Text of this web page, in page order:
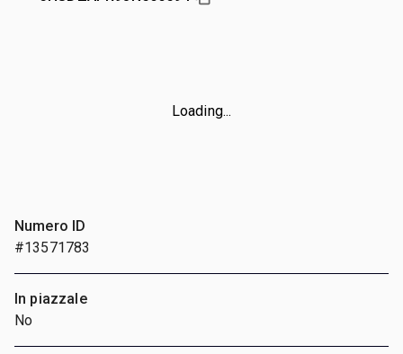
Loading...
Numero ID
#13571783
In piazzale
No